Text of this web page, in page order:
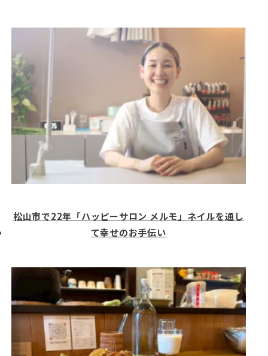
松山市で22年「ハッピーサロン メルモ」ネイルを通し
て幸せのお手伝い